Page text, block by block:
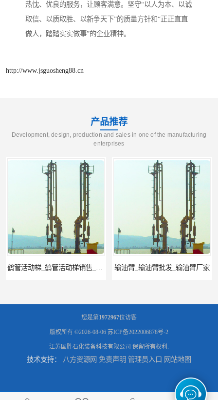
热忱、优良的服务，让顾客满意。坚守“以人为本、以诚
取信、以质取胜、以新争天下”的质量方针和“正正直直
做人，踏踏实实做事”的企业精神。
http://www.jsguosheng88.cn
产品推荐
Development, design, production and sales in one of the manufacturing
enterprises
输油臂_输油臂批发_输油臂厂家
活动登船梯 鹤管折叠梯 化工装卸平台 轻落踏板云梯 带围栏鹤管活动梯 防滑可移动折叠
您是第1972967位访客
版权所有 ©2026-08-06 苏ICP备2022006878号-2
江苏国胜石化装备科技有限公司 保留所有权利.
技术支持： 八方资源网 免责声明 管理员入口 网站地图